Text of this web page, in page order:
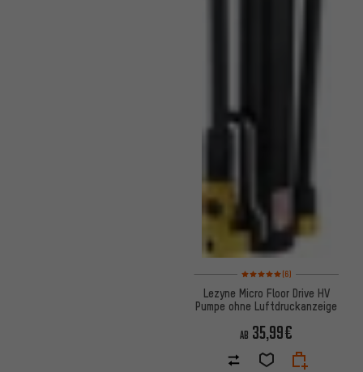
Bewertungen: 5 von 5
(6)
Lezyne Micro Floor Drive HV
Pumpe ohne Luftdruckanzeige
AB 35,99€